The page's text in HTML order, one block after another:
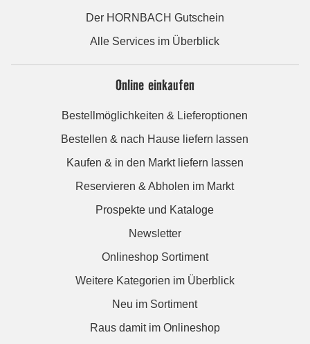
Der HORNBACH Gutschein
Alle Services im Überblick
Online einkaufen
Bestellmöglichkeiten & Lieferoptionen
Bestellen & nach Hause liefern lassen
Kaufen & in den Markt liefern lassen
Reservieren & Abholen im Markt
Prospekte und Kataloge
Newsletter
Onlineshop Sortiment
Weitere Kategorien im Überblick
Neu im Sortiment
Raus damit im Onlineshop